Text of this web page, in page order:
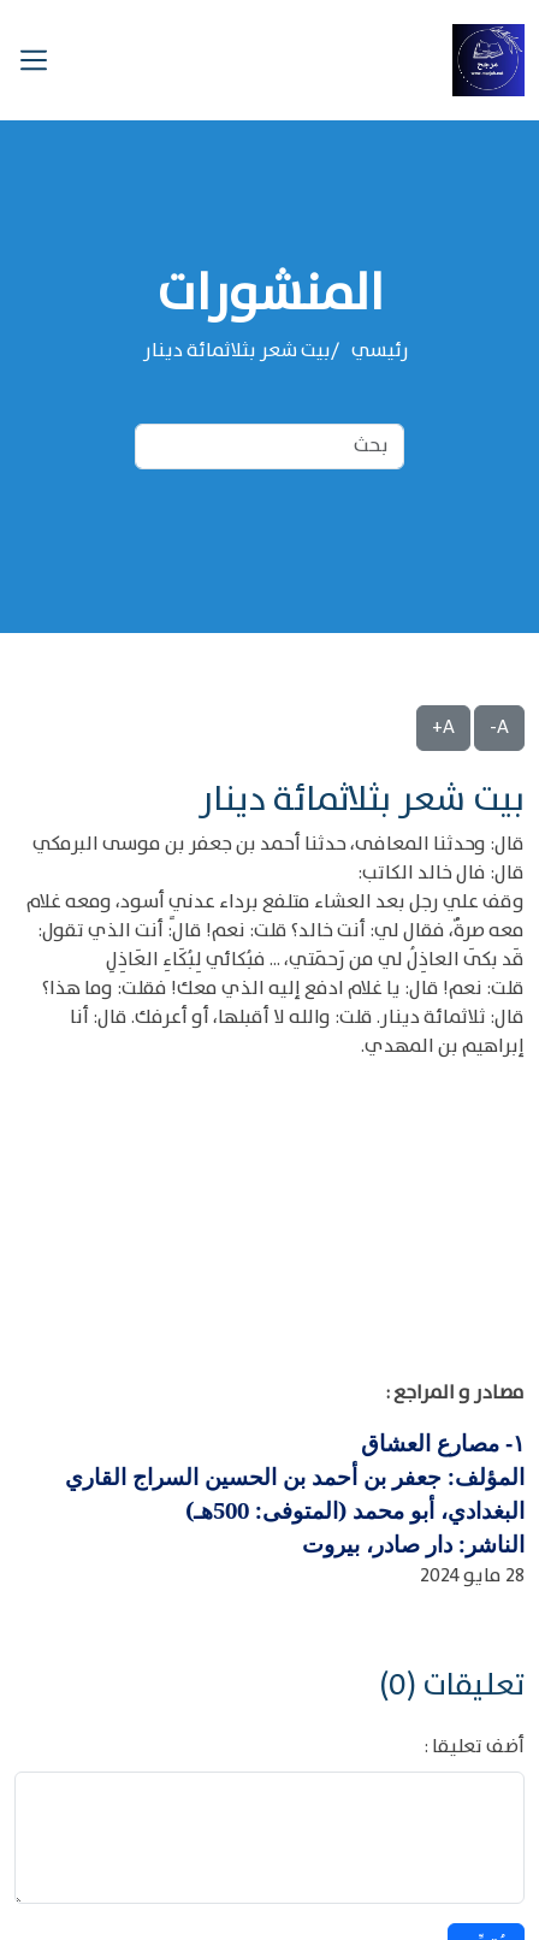
المنشورات
رئيسي بيت شعر بثلاثمائة دينار
A-
A+
بيت شعر بثلاثمائة دينار
قال: وحدثنا المعافى، حدثنا أحمد بن جعفر بن موسى البرمكي
قال: فال خالد الكاتب:
وقف علي رجل بعد العشاء متلفع برداء عدنيٍ أسود، ومعه غلام
معه صرةٌ، فقال لي: أنت خالد؟ قلت: نعم! قال: أنت الذي تقول:
قَد بكَى العاذِلُ لي من رَحمَتي، ... فبُكائي لِبُكَاءِ العَاذِلِ
قلت: نعم! قال: يا غلام ادفع إليه الذي معك! فقلت: وما هذا؟
قال: ثلاثمائة دينار. قلت: والله لا أقبلها، أو أعرفك. قال: أنا
إبراهيم بن المهدي.
مصادر و المراجع :
١-
مصارع العشاق
المؤلف: جعفر بن أحمد بن الحسين السراج القاري
البغدادي، أبو محمد (المتوفى: 500هـ)
الناشر: دار صادر، بيروت
28 مايو 2024
تعليقات (0)
أضف تعليقا :